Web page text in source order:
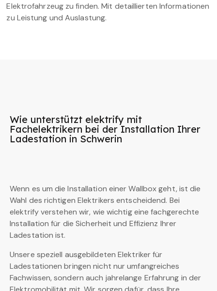
Elektrofahrzeug zu finden. Mit detaillierten Informationen
zu Leistung und Auslastung.
Wie unterstützt elektrify mit
Fachelektrikern bei der Installation Ihrer
Ladestation in Schwerin
Wenn es um die Installation einer Wallbox geht, ist die
Wahl des richtigen Elektrikers entscheidend. Bei
elektrify verstehen wir, wie wichtig eine fachgerechte
Installation für die Sicherheit und Effizienz Ihrer
Ladestation ist.
Unsere speziell ausgebildeten Elektriker für
Ladestationen bringen nicht nur umfangreiches
Fachwissen, sondern auch jahrelange Erfahrung in der